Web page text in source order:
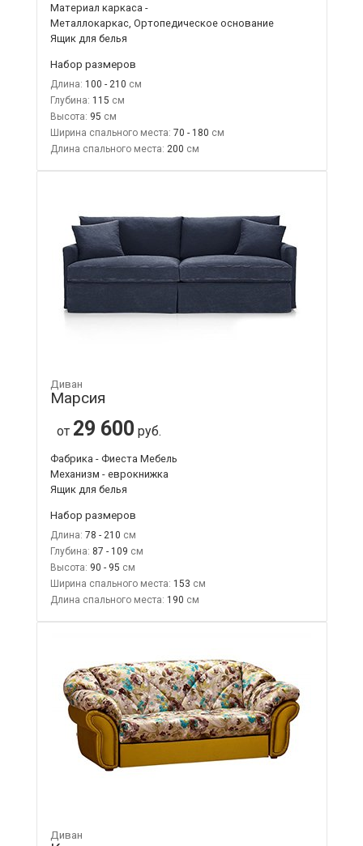
Материал каркаса -
Металлокаркас, Ортопедическое основание
Ящик для белья
Набор размеров
Длина: 100 - 210
Глубина: 115
Высота: 95
Ширина спального места: 70 - 180
Длина спального места: 200
Диван
Марсия
от 29 600 руб.
Фабрика - Фиеста Мебель
Механизм - еврокнижка
Ящик для белья
Набор размеров
Длина: 78 - 210
Глубина: 87 - 109
Высота: 90 - 95
Ширина спального места: 153
Длина спального места: 190
Диван